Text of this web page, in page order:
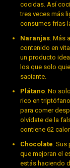
cocidas. Así
tres veces más
consumes frías
Naranjas. Más
contenido en
un producto
los que solo
saciante.
Plátano. No
rico en
para comer
olvídate de la
contiene 62
Chocolate. Sus
que mejoran el
estás haciendo